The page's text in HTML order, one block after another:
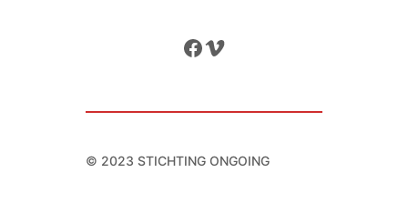
Facebook Vimeo
© 2023 STICHTING ONGOING